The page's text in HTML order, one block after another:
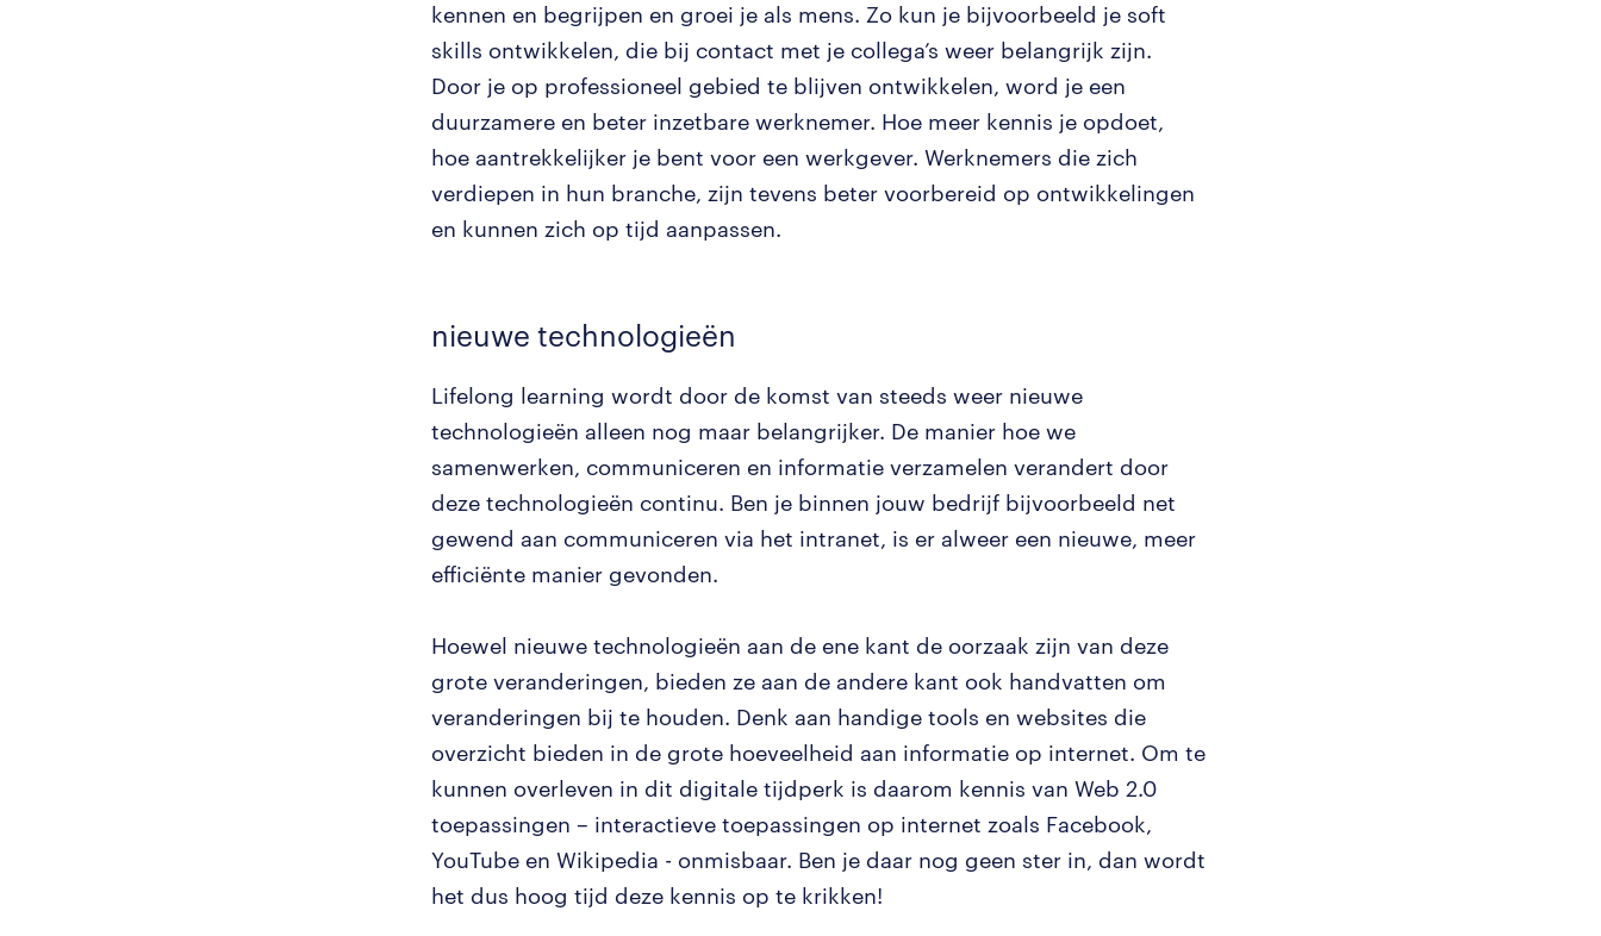
kennen en begrijpen en groei je als mens. Zo kun je bijvoorbeeld je soft
skills ontwikkelen, die bij contact met je collega’s weer belangrijk zijn.
Door je op professioneel gebied te blijven ontwikkelen, word je een
duurzamere en beter inzetbare werknemer. Hoe meer kennis je opdoet,
hoe aantrekkelijker je bent voor een werkgever. Werknemers die zich
verdiepen in hun branche, zijn tevens beter voorbereid op ontwikkelingen
en kunnen zich op tijd aanpassen.
nieuwe technologieën
Lifelong learning wordt door de komst van steeds weer nieuwe
technologieën alleen nog maar belangrijker. De manier hoe we
samenwerken, communiceren en informatie verzamelen verandert door
deze technologieën continu. Ben je binnen jouw bedrijf bijvoorbeeld net
gewend aan communiceren via het intranet, is er alweer een nieuwe, meer
efficiënte manier gevonden.
Hoewel nieuwe technologieën aan de ene kant de oorzaak zijn van deze
grote veranderingen, bieden ze aan de andere kant ook handvatten om
veranderingen bij te houden. Denk aan handige tools en websites die
overzicht bieden in de grote hoeveelheid aan informatie op internet. Om te
kunnen overleven in dit digitale tijdperk is daarom kennis van Web 2.0
toepassingen – interactieve toepassingen op internet zoals Facebook,
YouTube en Wikipedia - onmisbaar. Ben je daar nog geen ster in, dan wordt
het dus hoog tijd deze kennis op te krikken!